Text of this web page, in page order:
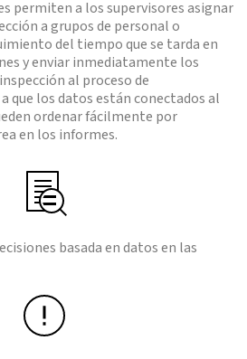
permiten a los supervisores asignar
a grupos de personal o
del tiempo que se tarda en
y enviar inmediatamente los
al proceso de
que los datos están conectados al
ordenar fácilmente por
en los informes.
basada en datos en las